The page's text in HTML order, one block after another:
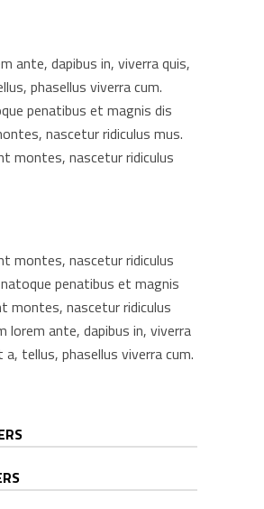
ante, dapibus in, viverra quis,
phasellus viverra cum.
penatibus et magnis dis
nascetur ridiculus mus.
montes, nascetur ridiculus
montes, nascetur ridiculus
penatibus et magnis
montes, nascetur ridiculus
lorem ante, dapibus in, viverra
tellus, phasellus viverra cum.